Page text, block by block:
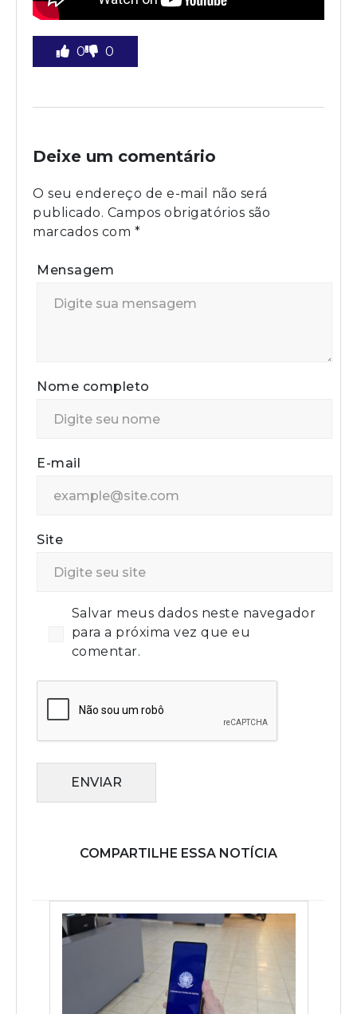
0 0
Deixe um comentário
O seu endereço de e-mail não será
publicado. Campos obrigatórios são
marcados com *
Mensagem
Nome completo
E-mail
Site
Salvar meus dados neste navegador
para a próxima vez que eu
comentar.
ENVIAR
COMPARTILHE ESSA NOTÍCIA